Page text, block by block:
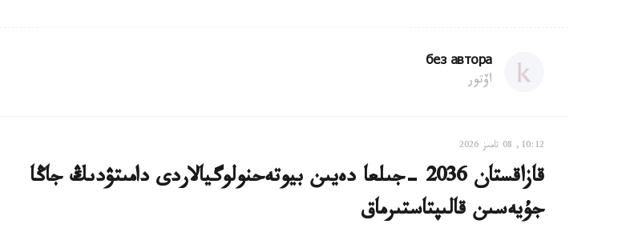
без автора
اۆتور
10:12, 08 تامىز 2026
قازاقستان 2036 -جىلعا دەيىن بيوتەحنولوگيالاردى دامىتۋدىڭ جاڭا
جۇيەسىن قالىپتاستىرماق